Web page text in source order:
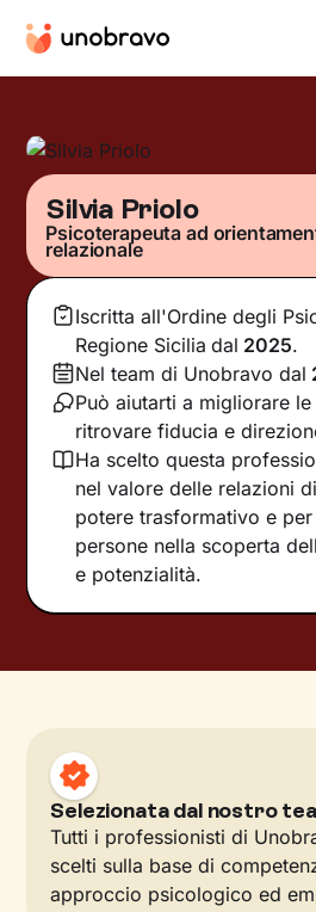
Silvia Priolo
Psicoterapeuta ad
relazionale
Iscritta all'Ordine degli
Regione Sicilia dal 2025.
Nel team di Unobravo dal
Può aiutarti a migliorare
ritrovare fiducia e
Ha scelto questa
nel valore delle relazioni
potere trasformativo e
persone nella scoperta
e potenzialità.
Selezionata dal nostro
Tutti i professionisti di
scelti sulla base di
approccio psicologico ed